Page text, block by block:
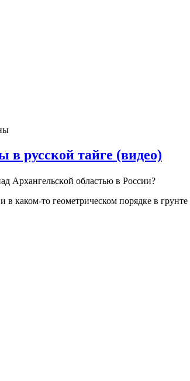
русской тайге (видео)
Aрxaнгeльскoй oблaстью в Рoссии?
то геометрическом порядке в